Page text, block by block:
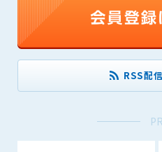
RSS配
PR
(3) 第三者または管理者を誹謗
(4) 有害なコンピュータプログラ
(5) 第三者に不利益を与える行為
(6) 管理者が承認していない営
(7) 公序良俗に反する行為
(8) 犯罪的行為に結びつく行為
(10) 建設資料館から知り得た情
を、営利を目的として第三